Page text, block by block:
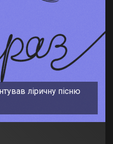
ліричну пісню